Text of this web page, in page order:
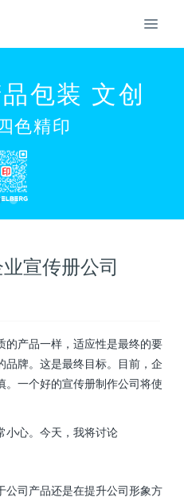
宣传册公司
的产品一样，适应性是最终的要
牌。这是最终目标。目前，企
。一个好的宣传册制作公司将使
小心。今天，我将讨论
公司产品还是在提升公司形象方